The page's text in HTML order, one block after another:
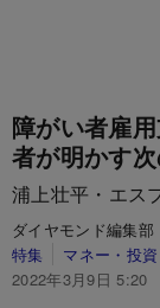
障がい者雇
者が明かす
浦上壮平・エス
ダイヤモンド編集
特集
マネー・投資
2022年3月9日 5:20